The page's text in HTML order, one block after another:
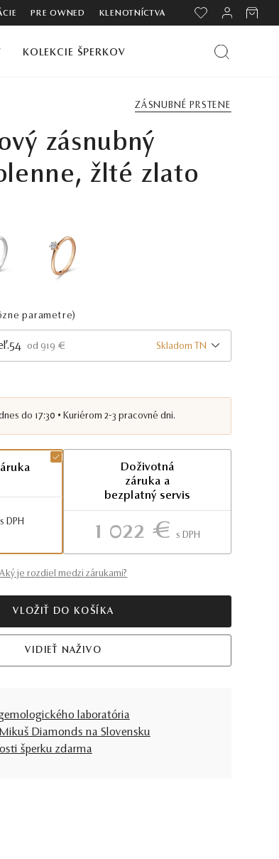
PRE OWNED KLENOTNÍCTVA
KOLEKCIE ŠPERKOV
ZÁSNUBNÉ PRSTENE
zásnubný
žlté zlato
parametre)
od 919 € Skladom TN
do 17:30 • Kuriérom 2-3 pracovné dni.
S DPH
Doživotná
záruka a
bezplatný servis
1 022 € S DPH
Aký je rozdiel medzi zárukami?
VLOŽIŤ DO KOŠÍKA
VIDIEŤ NAŽIVO
laboratória
Diamonds na Slovensku
šperku zdarma